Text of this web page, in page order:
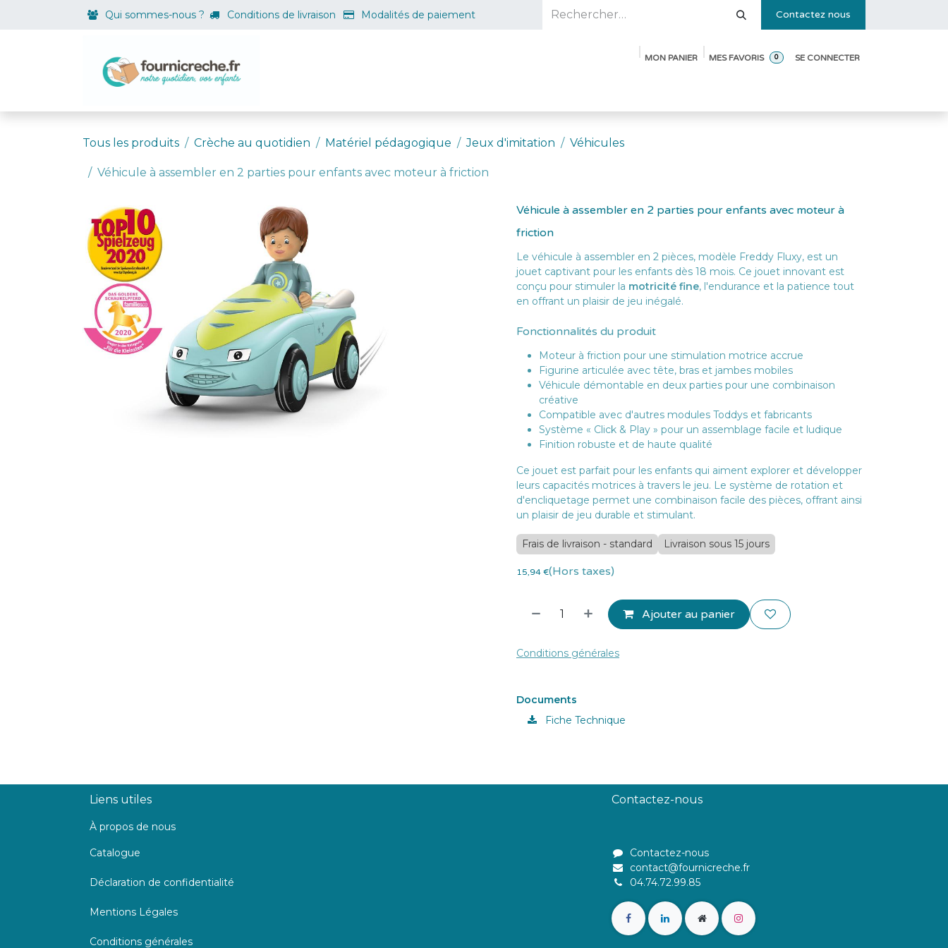
Se rendre au contenuQui sommes-nous ? Conditions de livraison Modalités de paiement Contactez nous
MON PANIER 0
MES FAVORIS SE CONNECTER
Tous les produits Crèche au quotidien Matériel pédagogique Jeux d'imitation Véhicules
Véhicule à assembler en 2 parties pour enfants avec moteur à friction
Véhicule à assembler en 2 parties pour enfants avec moteur à
friction
Le véhicule à assembler en 2 pièces, modèle Freddy Fluxy, est un
jouet captivant pour les enfants dès 18 mois. Ce jouet innovant est
conçu pour stimuler la motricité fine, l'endurance et la patience tout
en offrant un plaisir de jeu inégalé.
Fonctionnalités du produit
Moteur à friction pour une stimulation motrice accrue
Figurine articulée avec tête, bras et jambes mobiles
Véhicule démontable en deux parties pour une combinaison
créative
Compatible avec d'autres modules Toddys et fabricants
Système « Click & Play » pour un assemblage facile et ludique
Finition robuste et de haute qualité
Ce jouet est parfait pour les enfants qui aiment explorer et développer
leurs capacités motrices à travers le jeu. Le système de rotation et
d'encliquetage permet une combinaison facile des pièces, offrant ainsi
un plaisir de jeu durable et stimulant.
Frais de livraison - standard Livraison sous 15 jours
15,94 €(Hors taxes)
Ajouter au panier
Conditions générales
Documents
Fiche Technique
Liens utiles
À propos de nous
Catalogue
Déclaration de confidentialité
Mentions Légales
Conditions générales
Contactez-nous
Contactez-nous
contact@fournicreche.fr
04.74.72.99.85